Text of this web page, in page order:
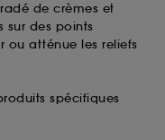
de crèmes et
sur des points
ou atténue les reliefs
spécifiques